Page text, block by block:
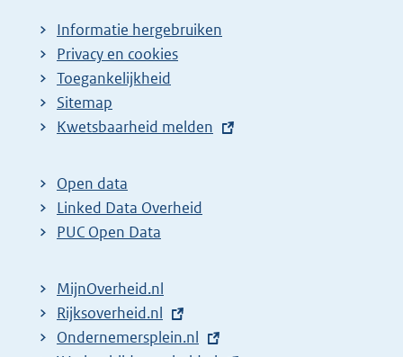
Informatie hergebruiken
Privacy en cookies
Toegankelijkheid
Sitemap
E
t
e
r
l
i
n
Kwetsbaarheid melden
Open data
Linked Data Overheid
PUC Open Data
MijnOverheid.nl
E
x
Rijksoverheid.nl
E
Ondernemersplein.nl